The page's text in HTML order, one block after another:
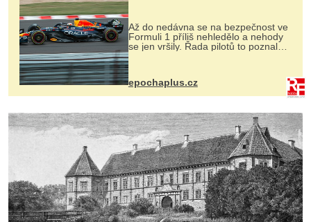
Až do nedávna se na bezpečnost ve
Formuli 1 příliš nehledělo a nehody
se jen vršily. Řada pilotů to poznala
na vlastní kůži, často s trvalými
následky nebo bohužel i ztrátou
života. Dnes nepochopiteln...
epochaplus.cz